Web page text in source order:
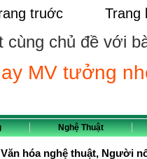
truớc Trang
cùng chủ đề với
MV tưởng
Nghệ Thuật
hóa nghệ thuật, Người